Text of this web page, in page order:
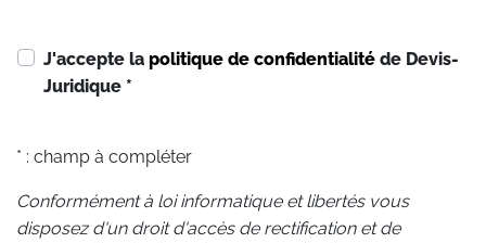
J'accepte la politique de confidentialité de Devis-
Juridique *
* : champ à compléter
Conformément à loi informatique et libertés vous
disposez d'un droit d'accès de rectification et de